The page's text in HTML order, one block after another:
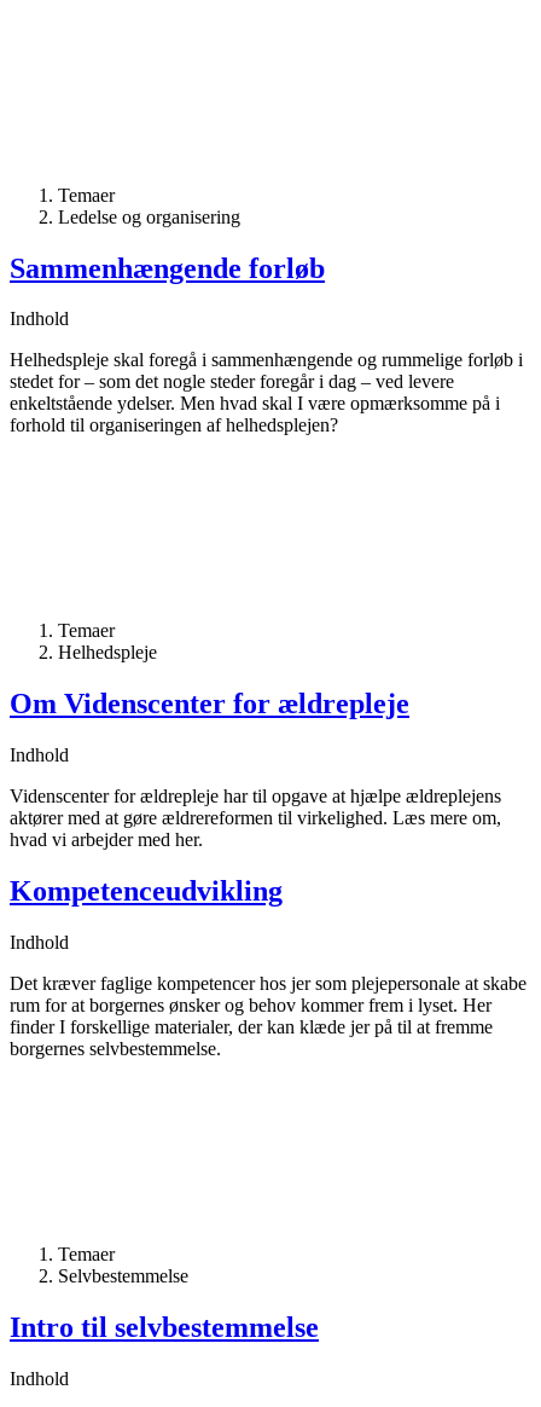
Temaer
Ledelse og organisering
Sammenhængende forløb
Indhold
Helhedspleje skal foregå i sammenhængende og rummelige forløb i
stedet for – som det nogle steder foregår i dag – ved levere
enkeltstående ydelser. Men hvad skal I være opmærksomme på i
forhold til organiseringen af helhedsplejen?
Temaer
Helhedspleje
Om Videnscenter for ældrepleje
Indhold
Videnscenter for ældrepleje har til opgave at hjælpe ældreplejens
aktører med at gøre ældrereformen til virkelighed. Læs mere om,
hvad vi arbejder med her.
Kompetenceudvikling
Indhold
Det kræver faglige kompetencer hos jer som plejepersonale at skabe
rum for at borgernes ønsker og behov kommer frem i lyset. Her
finder I forskellige materialer, der kan klæde jer på til at fremme
borgernes selvbestemmelse.
Temaer
Selvbestemmelse
Intro til selvbestemmelse
Indhold